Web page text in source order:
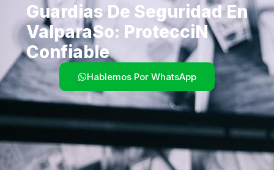
Guardias De Seguridad En
Valparaso: Proteccin
Confiable
Hablemos Por WhatsApp